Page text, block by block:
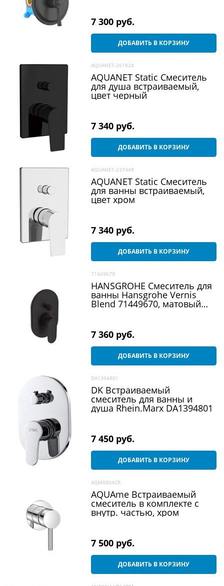
7 300 руб.
ДОБАВИТЬ В КОРЗИНУ
AQUANET-261824
AQUANET Static Смеситель
для душа встраиваемый,
цвет черный
7 340 руб.
ДОБАВИТЬ В КОРЗИНУ
AQUANET-237448
AQUANET Static Смеситель
для ванны встраиваемый,
цвет хром
7 340 руб.
ДОБАВИТЬ В КОРЗИНУ
71449670
HANSGROHE Смеситель для
ванны Hansgrohe Vernis
Blend 71449670, матовый
7 360 руб.
ДОБАВИТЬ В КОРЗИНУ
DA1394801
DK Встраиваемый
смеситель для ванны и
душа Rhein.Marx DA1394801
7 450 руб.
ДОБАВИТЬ В КОРЗИНУ
AQM8804CR
AQUAme Встраиваемый
смеситель в комплекте с
внутр. частью, хром
7 500 руб.
ДОБАВИТЬ В КОРЗИНУ